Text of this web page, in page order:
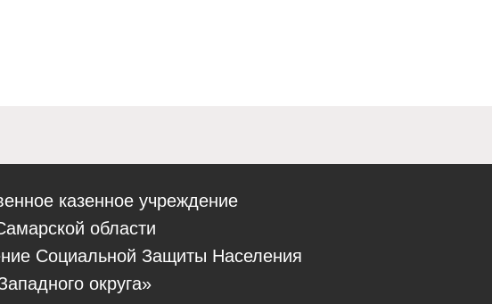
казенное учреждение
области
Социальной Защиты Населения
округа»